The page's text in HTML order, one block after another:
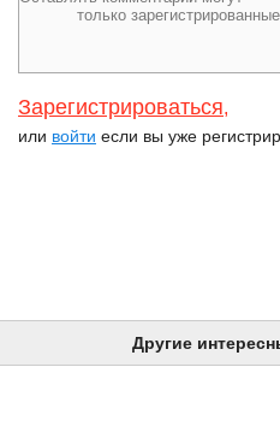
Зарегистрироваться,
или войти если вы уже
Другие